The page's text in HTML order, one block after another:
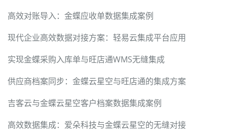
高效对账导入：金蝶应收单数据集成案例
现代企业高效数据对接方案：轻易云集成平台应用
实现金蝶采购入库单与旺店通WMS无缝集成
供应商档案同步：金蝶云星空与旺店通的集成方案
吉客云与金蝶云星空客户档案数据集成案例
高效数据集成：爱朵科技与金蝶云星空的无缝对接